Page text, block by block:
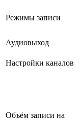
Режимы записи
Аудиовыход
Настройки каналов
Объём записи на